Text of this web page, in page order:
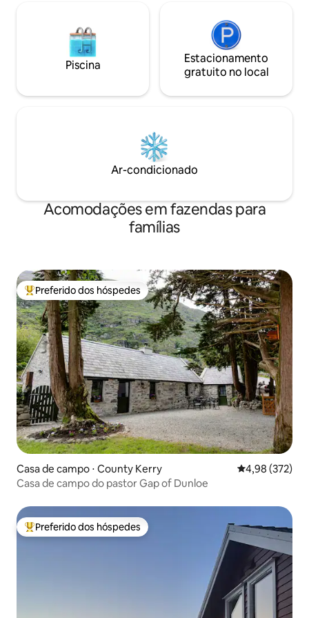
Piscina
Estacionamento
gratuito no local
Ar-condicionado
Acomodações em fazendas para
famílias
Entre os melhores preferidos dos hóspedes
Preferido dos hóspedes
Casa de campo ⋅ County Kerry 4,98 de uma
4,98 (372)
Casa de campo do pastor Gap of Dunloe
Entre os melhores preferidos dos hóspedes
Preferido dos hóspedes